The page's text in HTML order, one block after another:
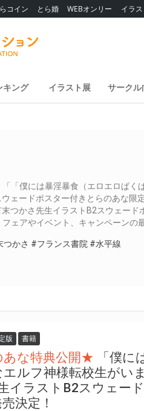
コイン とら婚 WEBオンリー イラ
キング イラスト展 サークル
「僕には暴淫暴食（エロエロぱく
ェードポスター付きとらのあな限
つかさ先生イラストB2スウェード
ェアやイベント、キャンペーンの
つかさ #フランス書院 #水平線
版 書籍
な特典公開★
「僕に
ルフ神様転校生がい
イラストB2スウェー
決定！